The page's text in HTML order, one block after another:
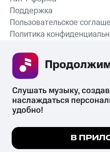
СКАЧАТЬ
Поддержка
Пользовательское
Политика
психотропных веществ, их
их незаконный оборот
законодательством
Мы используем куки,
Подробнее
Слушать музыку,
наслаждаться
удобно!
В